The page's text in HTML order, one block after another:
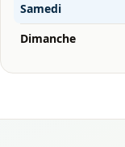
Samedi
Dimanche